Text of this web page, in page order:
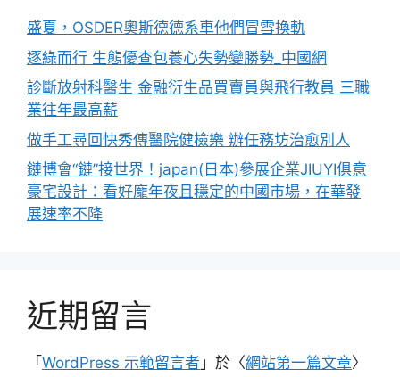
盛夏，OSDER奧斯德德系車他們冒雪換軌
逐綠而行 生態優查包養心失勢變勝勢_中國網
診斷放射科醫生 金融衍生品買賣員與飛行教員 三職
業往年最高薪
做手工尋回快秀傳醫院健檢樂 辦任務坊治愈別人
鏈博會“鏈”接世界！japan(日本)參展企業JIUYI俱意
豪宅設計：看好龐年夜且穩定的中國市場，在華發
展速率不降
近期留言
「 WordPress 示範留言者 」於〈網站第一篇文章〉